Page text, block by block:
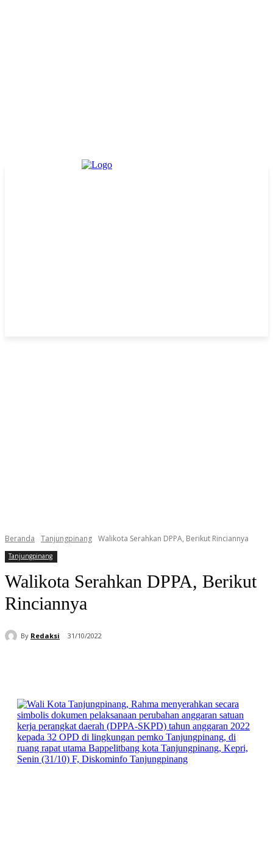
Beranda Tanjungpinang Walikota Serahkan DPPA, Berikut Rinciannya
Tanjungpinang
Walikota Serahkan DPPA, Berikut
Rinciannya
By Redaksi 31/10/2022